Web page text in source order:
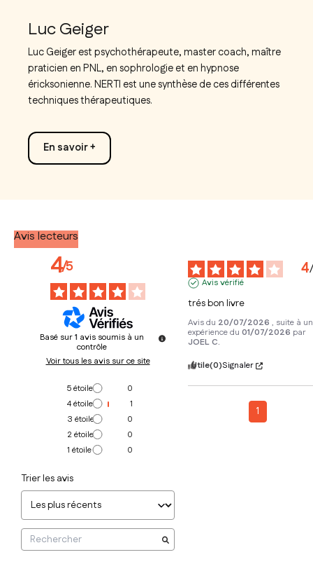
Luc Geiger
Luc Geiger est psychothérapeute, master coach, maître
praticien en PNL, en sophrologie et en hypnose
éricksonienne. NERTI est une synthèse de ces différentes
techniques thérapeutiques.
En savoir +
Avis lecteurs
4/5
Basé sur1 avis soumis à un
contrôle
Voir tous les avis sur ce site
5étoiles
0
4étoiles
1
3 étoiles
0
2étoiles
0
1 étoile 0
Trier les avis
4
Avis vérifié
trés bon livre
Avis du 20/07/2026 , suite à
expérience du 01/07/2026 par
JOEL C.
Utile(0)Signaler
1